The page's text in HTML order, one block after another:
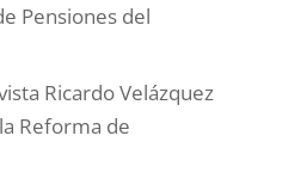
Pensiones del
Ricardo Velázquez
Reforma de